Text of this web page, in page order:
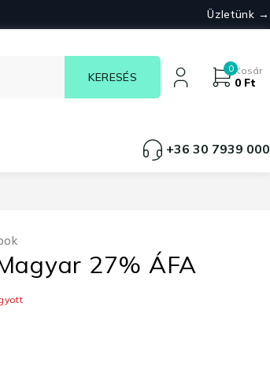
Üzletünk →
0Kosár
0 Ft
+36 30 7939 000
27% ÁFA